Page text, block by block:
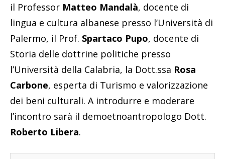
il Professor Matteo Mandalà, docente di
lingua e cultura albanese presso l’Università di
Palermo, il Prof. Spartaco Pupo, docente di
Storia delle dottrine politiche presso
l’Università della Calabria, la Dott.ssa Rosa
Carbone, esperta di Turismo e valorizzazione
dei beni culturali. A introdurre e moderare
l’incontro sarà il demoetnoantropologo Dott.
Roberto Libera.